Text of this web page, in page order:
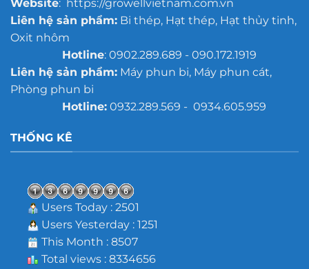
Website: https://growellvietnam.com.vn
Liên hệ sản phẩm:Bi thép, Hạt thép, Hạt thủy tinh,
Oxit nhôm
Hotline: 0902.289.689 - 090.172.1919
Liên hệ sản phẩm:Máy phun bi, Máy phun cát,
Phòng phun bi
Hotline:0932.289.569 - 0934.605.959
THỐNG KÊ
Users Today : 2501
Users Yesterday : 1251
This Month : 8507
Total views : 8334656